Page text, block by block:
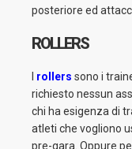
posteriore ed
ROLLERS
rollers sono i
richiesto nessun
chi ha esigenza di
atleti che vogliono
pre-gara. Oppure